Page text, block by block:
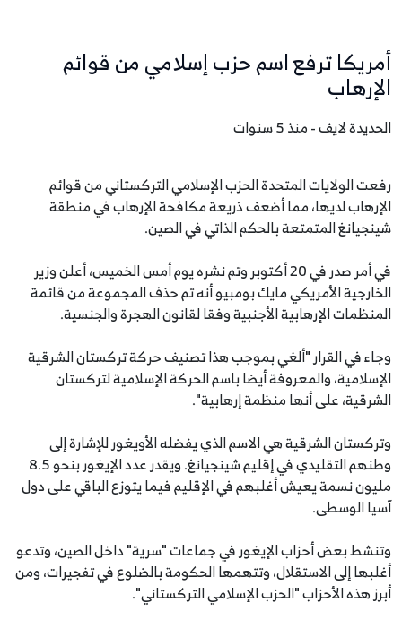
أمريكا ترفع اسم حزب إسلامي من قوائم
الإرهاب
الحديدة لايف - منذ 5 سنوات
رفعت الولايات المتحدة الحزب الإسلامي التركستاني من قوائم
الإرهاب لديها، مما أضعف ذريعة مكافحة الإرهاب في منطقة
شينجيانغ المتمتعة بالحكم الذاتي في الصين.
في أمر صدر في 20 أكتوبر وتم نشره يوم أمس الخميس، أعلن وزير
الخارجية الأمريكي مايك بومبيو أنه تم حذف المجموعة من قائمة
المنظمات الإرهابية الأجنبية وفقا لقانون الهجرة والجنسية.
وجاء في القرار "ألغي بموجب هذا تصنيف حركة تركستان الشرقية
الإسلامية، والمعروفة أيضا باسم الحركة الإسلامية لتركستان
الشرقية، على أنها منظمة إرهابية".
وتركستان الشرقية هي الاسم الذي يفضله الأويغور للإشارة إلى
وطنهم التقليدي في إقليم شينجيانغ. ويقدر عدد الإيغور بنحو 8.5
مليون نسمة يعيش أغلبهم في الإقليم فيما يتوزع الباقي على دول
آسيا الوسطى.
وتنشط بعض أحزاب الإيغور في جماعات "سرية" داخل الصين، وتدعو
أغلبها إلى الاستقلال، وتتهمها الحكومة بالضلوع في تفجيرات، ومن
أبرز هذه الأحزاب "الحزب الإسلامي التركستاني".